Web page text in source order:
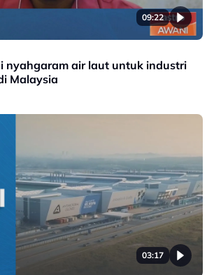
09:22
nyahgaram air laut untuk industri
Malaysia
03:17